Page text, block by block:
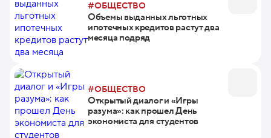
#ОБЩЕСТВО
Объемы выданных льготных
ипотечных кредитов растут два
месяца подряд
#ОБЩЕСТВО
Открытый диалог и «Игры
разума»: как прошел День
экономиста для студентов